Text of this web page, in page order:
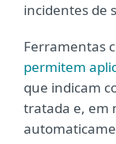
incidentes de
Ferramentas
permitem
que indicam
tratada e, em